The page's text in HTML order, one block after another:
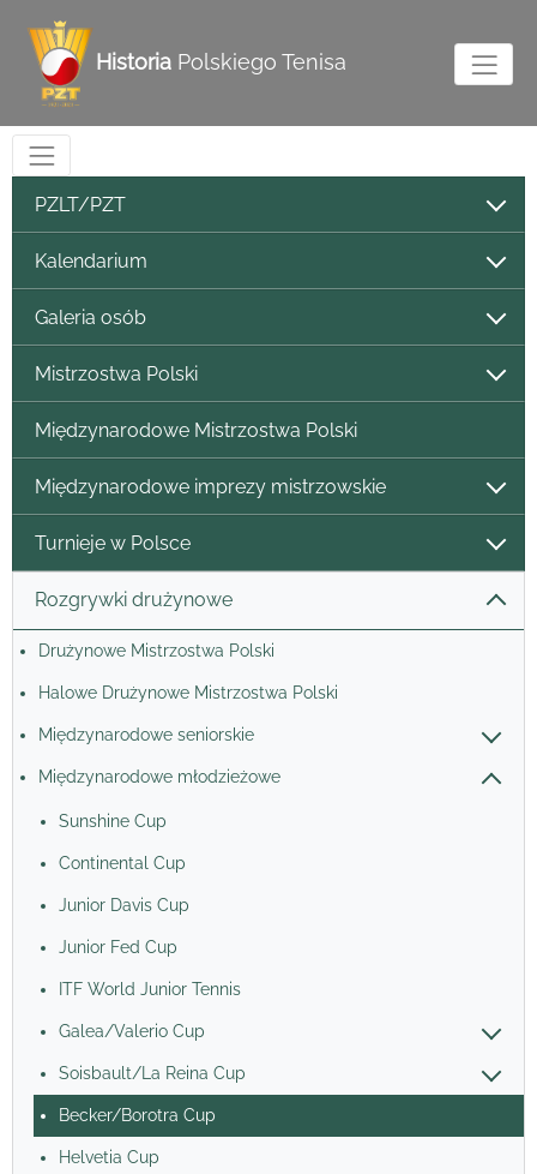
Historia Polskiego Tenisa
PZLT/PZT
Kalendarium
Galeria osób
Mistrzostwa Polski
Międzynarodowe Mistrzostwa Polski
Międzynarodowe imprezy mistrzowskie
Turnieje w Polsce
Rozgrywki drużynowe
Drużynowe Mistrzostwa Polski
Halowe Drużynowe Mistrzostwa Polski
Międzynarodowe seniorskie
Międzynarodowe młodzieżowe
Sunshine Cup
Continental Cup
Junior Davis Cup
Junior Fed Cup
ITF World Junior Tennis
Galea/Valerio Cup
Soisbault/La Reina Cup
Becker/Borotra Cup
Helvetia Cup